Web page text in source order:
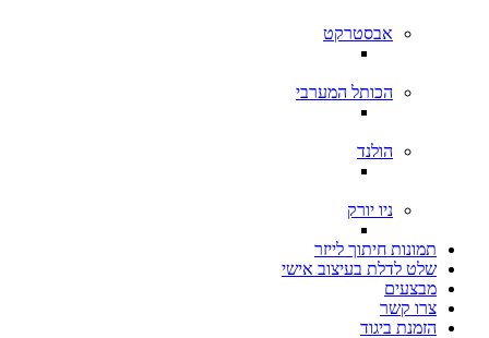
אבסטרקט
הכותל המערבי
הולנד
ניו יורק
תמונות חיתוך לייזר
שלט לדלת בעיצוב אישי
מבצעים
צרו קשר
הזמנת ביגוד